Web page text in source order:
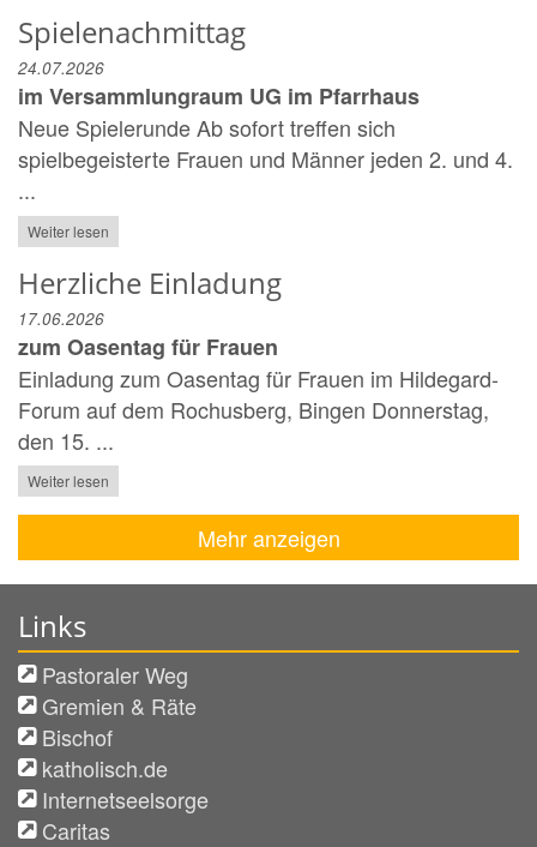
Spielenachmittag
24.07.2026
im Versammlungraum UG im Pfarrhaus
Neue Spielerunde Ab sofort treffen sich
spielbegeisterte Frauen und Männer jeden 2. und 4.
...
Weiter lesen
Herzliche Einladung
17.06.2026
zum Oasentag für Frauen
Einladung zum Oasentag für Frauen im Hildegard-
Forum auf dem Rochusberg, Bingen Donnerstag,
den 15. ...
Weiter lesen
Mehr anzeigen
Links
Pastoraler Weg
Gremien & Räte
Bischof
katholisch.de
Internetseelsorge
Caritas